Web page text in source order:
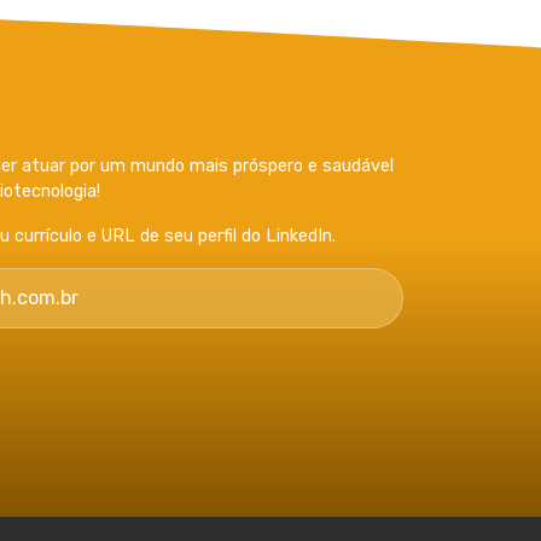
atuar por um mundo mais próspero e saudável
e URL de seu perfil do LinkedIn.